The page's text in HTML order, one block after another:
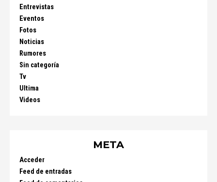
Entrevistas
Eventos
Fotos
Noticias
Rumores
Sin categoría
Tv
Ultima
Videos
META
Acceder
Feed de entradas